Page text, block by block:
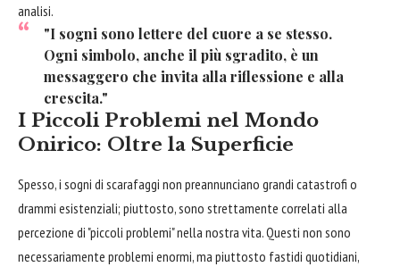
analisi.
"I sogni sono lettere del cuore a se stesso.
Ogni simbolo, anche il più sgradito, è un
messaggero che invita alla riflessione e alla
crescita."
I Piccoli Problemi nel Mondo
Onirico: Oltre la Superficie
Spesso, i sogni di scarafaggi non preannunciano grandi catastrofi o
drammi esistenziali; piuttosto, sono strettamente correlati alla
percezione di "piccoli problemi" nella nostra vita. Questi non sono
necessariamente problemi enormi, ma piuttosto fastidi quotidiani,